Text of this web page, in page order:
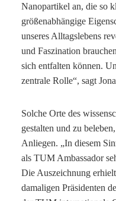
Nanopartikel an, die so
größenabhängige
unseres Alltagslebens
und Faszination
sich entfalten können.
zentrale Rolle“, sagt
Solche Orte des
gestalten und zu
Anliegen. „In diesem
als TUM Ambassador
Die Auszeichnung
damaligen Präsidenten